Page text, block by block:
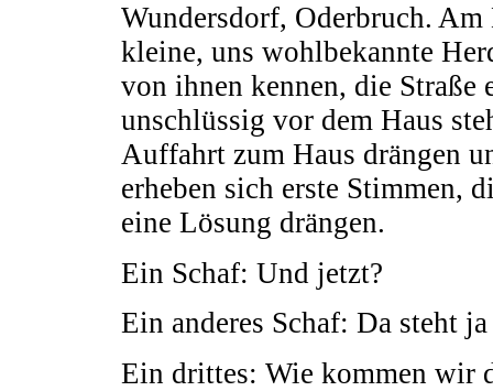
Wundersdorf, Oderbruch.
kleine, uns wohlbekannte
von ihnen kennen, die Straße
unschlüssig vor dem Haus
Auffahrt zum Haus drängen
erheben sich erste Stimmen,
eine Lösung drängen.
Ein Schaf: Und jetzt?
Ein anderes Schaf: Da steht
Ein drittes: Wie kommen wir